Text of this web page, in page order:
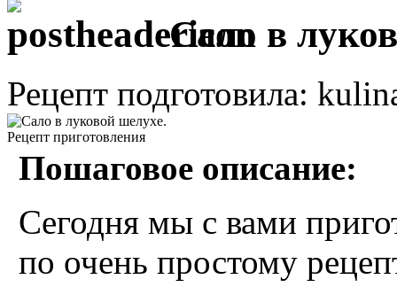
Сало в
Рецепт подготовила:
Пошаговое описание:
Сегодня мы с вами
по очень простому